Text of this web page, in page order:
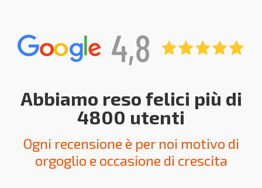
Abbiamo reso felici più di
4800 utenti
Ogni recensione è per noi motivo di
orgoglio e occasione di crescita